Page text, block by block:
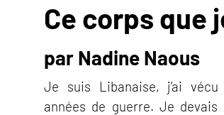
Ce corps que
par Nadine Naous
Je suis Libanaise, j’ai
années de guerre. Je devais